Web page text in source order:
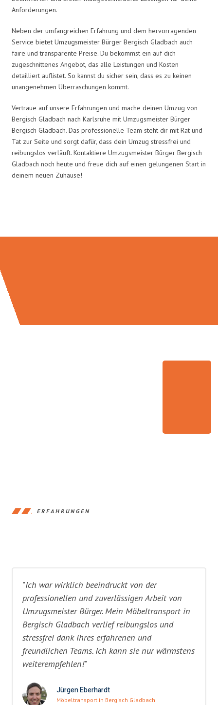
Anforderungen.
Neben der umfangreichen Erfahrung und dem hervorragenden
Service bietet Umzugsmeister Bürger Bergisch Gladbach auch
faire und transparente Preise. Du bekommst ein auf dich
zugeschnittenes Angebot, das alle Leistungen und Kosten
detailliert auflistet. So kannst du sicher sein, dass es zu keinen
unangenehmen Überraschungen kommt.
Vertraue auf unsere Erfahrungen und mache deinen Umzug von
Bergisch Gladbach nach Karlsruhe mit Umzugsmeister Bürger
Bergisch Gladbach. Das professionelle Team steht dir mit Rat und
Tat zur Seite und sorgt dafür, dass dein Umzug stressfrei und
reibungslos verläuft. Kontaktiere Umzugsmeister Bürger Bergisch
Gladbach noch heute und freue dich auf einen gelungenen Start in
deinem neuen Zuhause!
ERFAHRUNGEN
"Ich war wirklich beeindruckt von der
professionellen und zuverlässigen Arbeit von
Umzugsmeister Bürger. Mein Möbeltransport in
Bergisch Gladbach verlief reibungslos und
stressfrei dank ihres erfahrenen und
freundlichen Teams. Ich kann sie nur wärmstens
weiterempfehlen!"
Jürgen Eberhardt
Möbeltransport in Bergisch Gladbach